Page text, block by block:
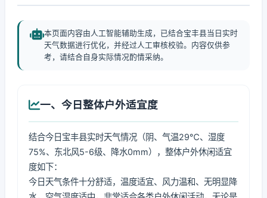
本页面内容由人工智能辅助生成，已结合宝丰县当日实时
天气数据进行优化，并经过人工审核校验。内容仅供参
考，请结合自身实际情况酌情采纳。
一、今日整体户外适宜度
结合今日宝丰县实时天气情况（阴、气温29℃、湿度
75%、东北风5-6级、降水0mm），整体户外休闲适宜
度如下：
今日天气条件十分舒适，温度适宜、风力温和、无明显降